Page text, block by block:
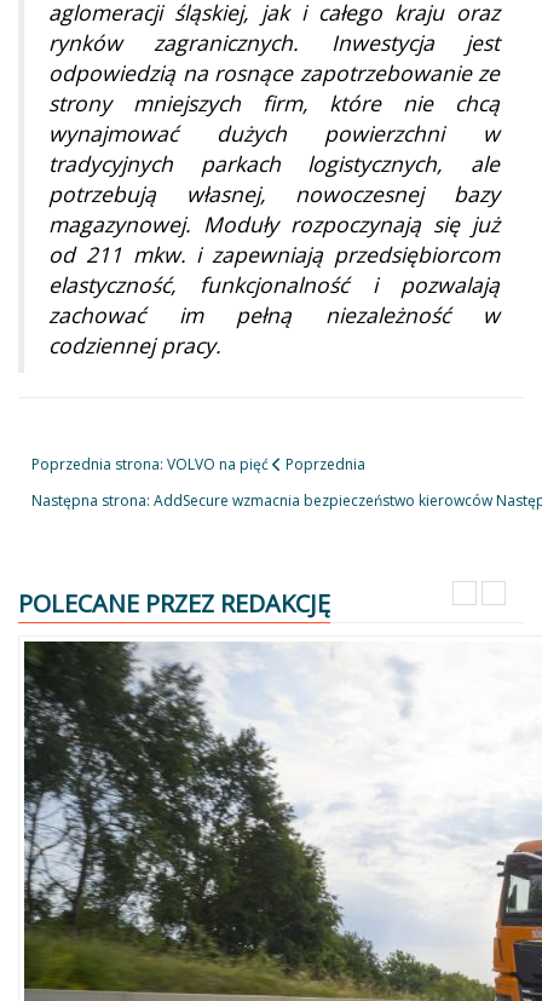
aglomeracji śląskiej, jak i całego kraju oraz
rynków zagranicznych. Inwestycja jest
odpowiedzią na rosnące zapotrzebowanie ze
strony mniejszych firm, które nie chcą
wynajmować dużych powierzchni w
tradycyjnych parkach logistycznych, ale
potrzebują własnej, nowoczesnej bazy
magazynowej. Moduły rozpoczynają się już
od 211 mkw. i zapewniają przedsiębiorcom
elastyczność, funkcjonalność i pozwalają
zachować im pełną niezależność w
codziennej pracy.
Poprzednia strona: VOLVO na pięć
Poprzednia
Następna strona: AddSecure wzmacnia bezpieczeństwo kierowców
POLECANE PRZEZ REDAKCJĘ